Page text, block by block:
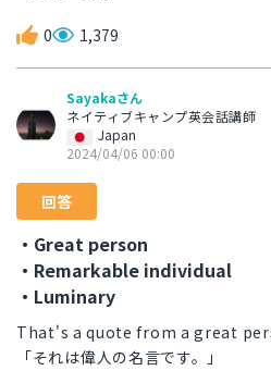
0 1,379
Sayakaさん
ネイティブキャンプ英会話講師
Japan
2024/04/06 00:00
回答
・Great person
・Remarkable individual
・Luminary
That's a quote from a great
「それは偉人の名言です。」